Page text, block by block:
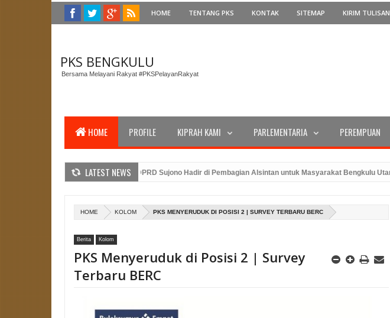
HOME TENTANG PKS KONTAK SITEMAP KIRIM TULISAN
PKS BENGKULU
Bersama Melayani Rakyat #PKSPelayanRakyat
HOME PROFILE KIPRAH KAMI PARLEMENTARIA PEREMPUAN
LATEST NEWS
Gubernur Bengkulu, Anggota DPRD Sujono Hadir di Pembagian Alsintan untuk Masyarakat Bengkulu Utara
PKS Bengkulu dan Amanat Presiden PKS Dalam Peringatan Upacara HUT RI Ke-78 Tahun 2023
Caleg PKS Benteng: Merancang Strategi Pemenangan Pemilu dengan Kehadiran Bang Hans
HOME KOLOM PKS MENYERUDUK DI POSISI 2 | SURVEY TERBARU BERC
Berita Kolom
PKS Menyeruduk di Posisi 2 | Survey
Terbaru BERC